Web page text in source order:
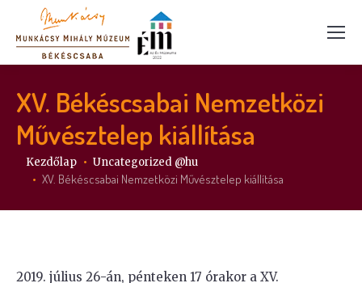
XV. Békéscsabai Nemzetközi
Művésztelep kiállítása
Itt vagy:
Kezdőlap Uncategorized @hu
XV. Békéscsabai Nemzetközi Művésztelep kiállítása
2019. július 26-án, pénteken 17 órakor a XV.